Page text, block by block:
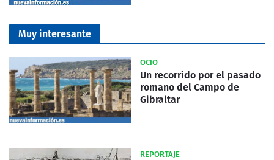
Muy interesante
OCIO
Un recorrido por el pasado
romano del Campo de
Gibraltar
REPORTAJE